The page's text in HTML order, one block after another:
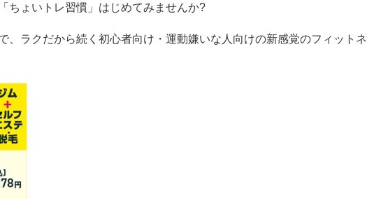
ちょいトレ習慣」はじめてみませんか?
、ラクだから続く初心者向け・運動嫌いな人向けの新感覚のフィットネ